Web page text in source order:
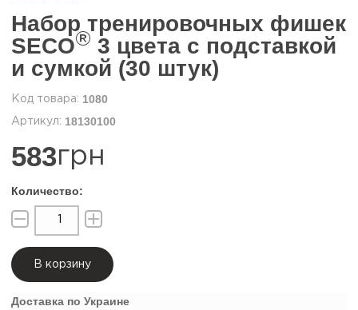
Набор тренировочных фишек
SECO® 3 цвета с подставкой
и сумкой (30 штук)
1080
18130100
583грн
В корзину
Доставка по Украине